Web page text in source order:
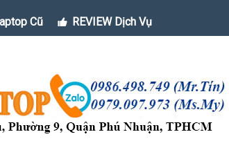
Cũ REVIEW Dịch Vụ